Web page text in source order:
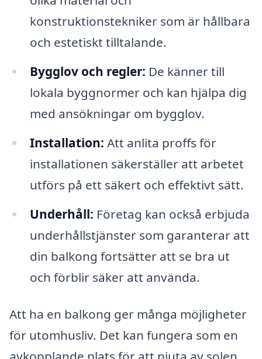
konstruktionstekniker som är hållbara
och estetiskt tilltalande.
Bygglov och regler: De känner till
lokala byggnormer och kan hjälpa dig
med ansökningar om bygglov.
Installation: Att anlita proffs för
installationen säkerställer att arbetet
utförs på ett säkert och effektivt sätt.
Underhåll: Företag kan också erbjuda
underhållstjänster som garanterar att
din balkong fortsätter att se bra ut
och förblir säker att använda.
Att ha en balkong ger många möjligheter
för utomhusliv. Det kan fungera som en